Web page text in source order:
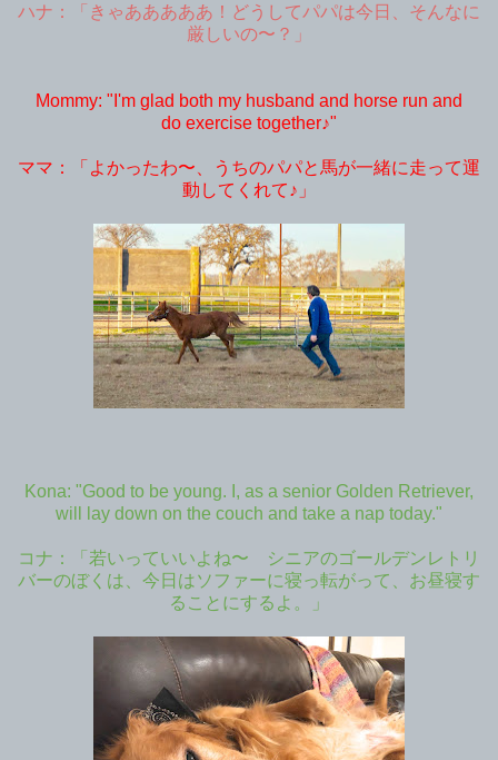
ハナ：「きゃあああああ！どうしてパパは今日、そんなに
厳しいの〜？」
Mommy: "I'm glad both my husband and horse run and
do exercise together♪"
ママ：「よかったわ〜、うちのパパと馬が一緒に走って運
動してくれて♪」
Kona: "Good to be young. I, as a senior Golden Retriever,
will lay down on the couch and take a nap today."
コナ：「若いっていいよね〜 シニアのゴールデンレトリ
バーのぼくは、今日はソファーに寝っ転がって、お昼寝す
ることにするよ。」